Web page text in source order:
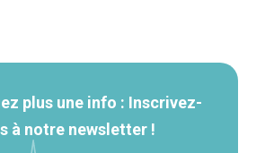
plus une info : Inscrivez-
à notre newsletter !